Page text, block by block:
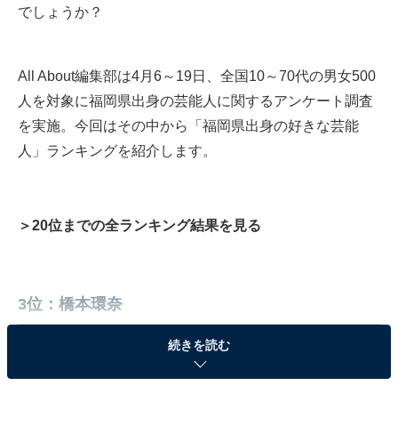
でしょうか？
All About編集部は4月6～19日、全国10～70代の男女500
人を対象に福岡県出身の芸能人に関するアンケート調査
を実施。今回はその中から「福岡県出身の好きな芸能
人」ランキングを紹介します。
＞20位までの全ランキング結果を見る
3位：橋本環奈
続きを読む